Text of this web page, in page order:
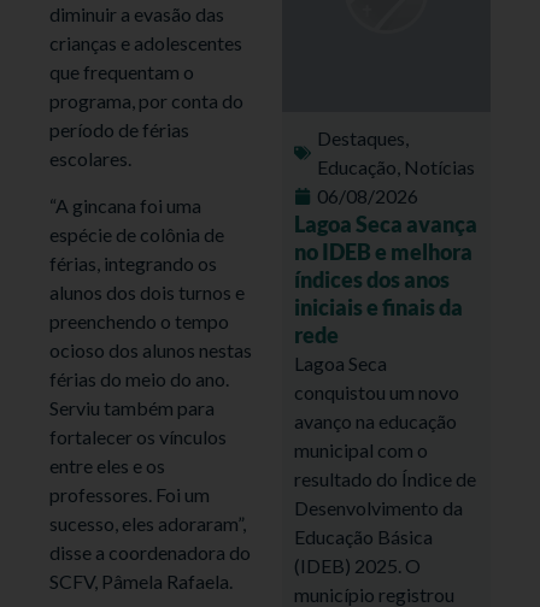
diminuir a evasão das
crianças e adolescentes
que frequentam o
programa, por conta do
período de férias
escolares.
“A gincana foi uma
espécie de colônia de
férias, integrando os
alunos dos dois turnos e
preenchendo o tempo
ocioso dos alunos nestas
férias do meio do ano.
Serviu também para
fortalecer os vínculos
entre eles e os
professores. Foi um
sucesso, eles adoraram”,
disse a coordenadora do
SCFV, Pâmela Rafaela.
Destaques,
Educação, Notícias
06/08/2026
Lagoa Seca avança
no IDEB e melhora
índices dos anos
iniciais e finais da
rede
Lagoa Seca
conquistou um novo
avanço na educação
municipal com o
resultado do Índice de
Desenvolvimento da
Educação Básica
(IDEB) 2025. O
município registrou